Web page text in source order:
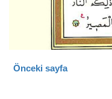
Önceki sayfa